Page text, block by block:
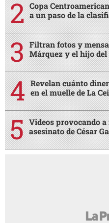
Copa
a un paso de la
Filtran fotos y
Márquez y el hijo del
Revelan cuánto
en el muelle de La
Videos provocando
asesinato de César